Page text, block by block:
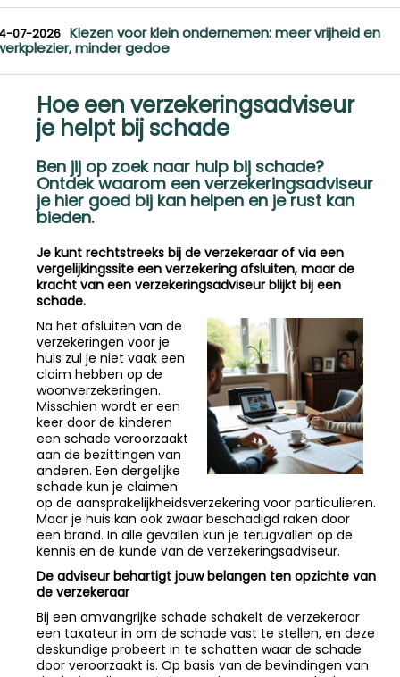
07-2026 Kiezen voor klein ondernemen: meer vrijheid en
minder gedoe
Hoe een verzekeringsadviseur
je helpt bij schade
Ben jij op zoek naar hulp bij schade?
Ontdek waarom een verzekeringsadviseur
je hier goed bij kan helpen en je rust kan
bieden.
Je kunt rechtstreeks bij de verzekeraar of via een
vergelijkingssite een verzekering afsluiten, maar de
kracht van een verzekeringsadviseur blijkt bij een
schade.
Na het afsluiten van de
verzekeringen voor je
huis zul je niet vaak een
claim hebben op de
woonverzekeringen.
Misschien wordt er een
keer door de kinderen
een schade veroorzaakt
aan de bezittingen van
anderen. Een dergelijke
schade kun je claimen
op de aansprakelijkheidsverzekering voor particulieren.
Maar je huis kan ook zwaar beschadigd raken door
een brand. In alle gevallen kun je terugvallen op de
kennis en de kunde van de verzekeringsadviseur.
De adviseur behartigt jouw belangen ten opzichte van
de verzekeraar
Bij een omvangrijke schade schakelt de verzekeraar
een taxateur in om de schade vast te stellen, en deze
deskundige probeert in te schatten waar de schade
door veroorzaakt is. Op basis van de bevindingen van